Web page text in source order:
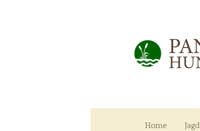
Home Jagd